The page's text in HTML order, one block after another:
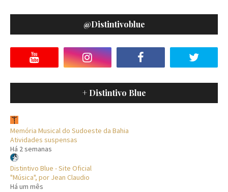
@distintivoblue
+ Distintivo Blue
Memória Musical do Sudoeste da Bahia
Atividades suspensas
Há 2 semanas
Distintivo Blue - Site Oficial
"Música", por Jean Claudio
Há um mês